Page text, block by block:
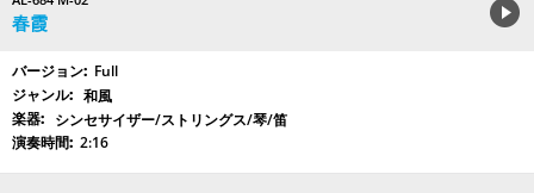
春霞
Full
和風
シンセサイザー/ストリングス/琴/笛
2:16